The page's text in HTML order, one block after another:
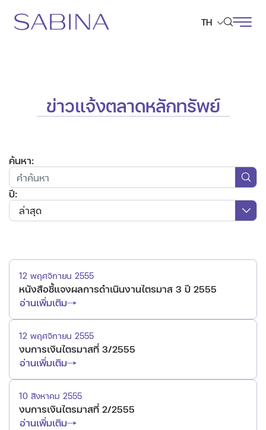
TH
ข่าวแจ้งตลาดหลักทรัพย์
ค้นหา:
ปี:
ล่าสุด
12 พฤศจิกายน 2555
หนังสือชี้แจงผลการดำเนินงานไตรมาส 3 ปี 2555
อ่านเพิ่มเติม
12 พฤศจิกายน 2555
งบการเงินไตรมาสที่ 3/2555
อ่านเพิ่มเติม
10 สิงหาคม 2555
งบการเงินไตรมาสที่ 2/2555
อ่านเพิ่มเติม